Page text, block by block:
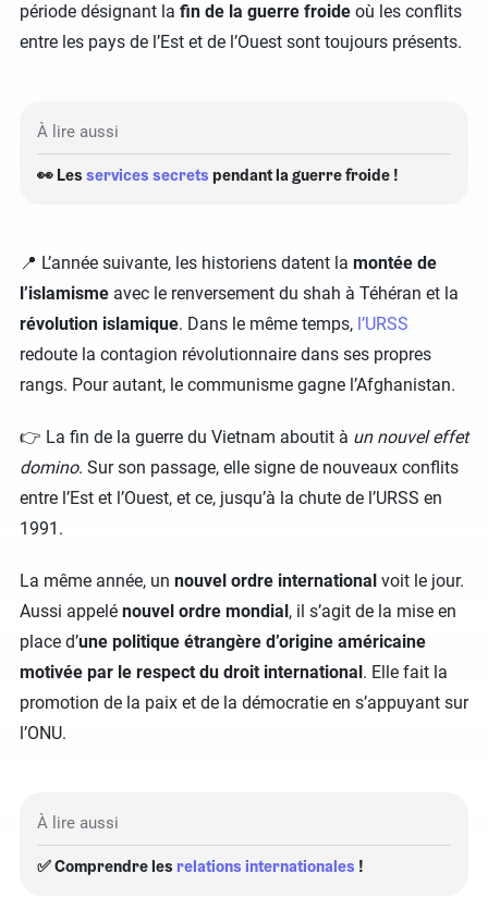
période désignant la fin de la guerre froide où les conflits
entre les pays de l’Est et de l’Ouest sont toujours présents.
À lire aussi
👀 Les services secrets pendant la guerre froide !
📍 L’année suivante, les historiens datent la montée de
l’islamisme avec le renversement du shah à Téhéran et la
révolution islamique. Dans le même temps, l’URSS
redoute la contagion révolutionnaire dans ses propres
rangs. Pour autant, le communisme gagne l’Afghanistan.
👉 La fin de la guerre du Vietnam aboutit à un nouvel effet
domino. Sur son passage, elle signe de nouveaux conflits
entre l’Est et l’Ouest, et ce, jusqu’à la chute de l’URSS en
1991.
La même année, un nouvel ordre international voit le jour.
Aussi appelé nouvel ordre mondial , il s’agit de la mise en
place d’une politique étrangère d’origine américaine
motivée par le respect du droit international . Elle fait la
promotion de la paix et de la démocratie en s’appuyant sur
l’ONU.
À lire aussi
✅ Comprendre les relations internationales !